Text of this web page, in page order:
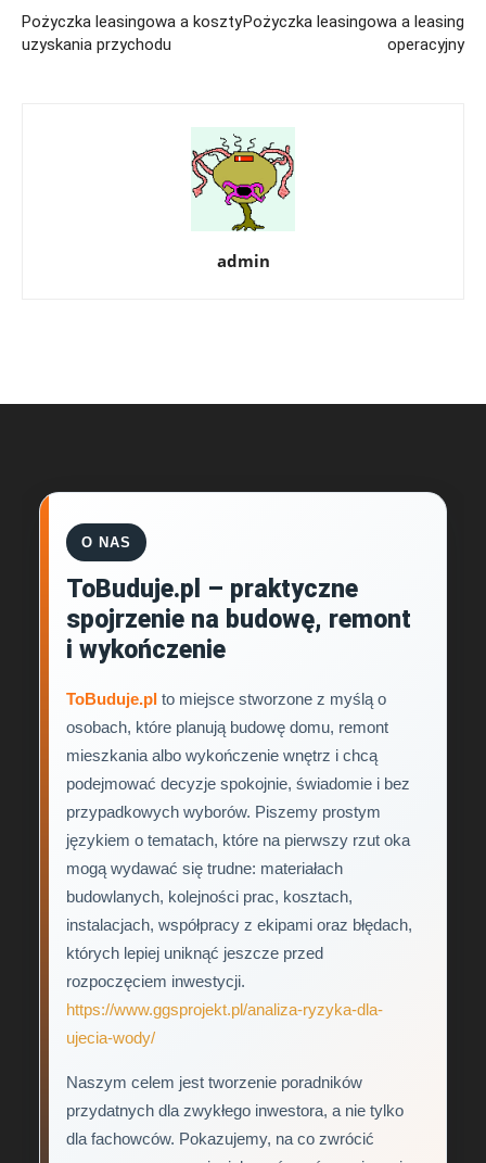
Pożyczka leasingowa a koszty
uzyskania przychodu
Pożyczka leasingowa a leasing
operacyjny
admin
O NAS
ToBuduje.pl – praktyczne
spojrzenie na budowę, remont
i wykończenie
ToBuduje.pl to miejsce stworzone z myślą o
osobach, które planują budowę domu, remont
mieszkania albo wykończenie wnętrz i chcą
podejmować decyzje spokojnie, świadomie i bez
przypadkowych wyborów. Piszemy prostym
językiem o tematach, które na pierwszy rzut oka
mogą wydawać się trudne: materiałach
budowlanych, kolejności prac, kosztach,
instalacjach, współpracy z ekipami oraz błędach,
których lepiej uniknąć jeszcze przed
rozpoczęciem inwestycji.
https://www.ggsprojekt.pl/analiza-ryzyka-dla-
ujecia-wody/
Naszym celem jest tworzenie poradników
przydatnych dla zwykłego inwestora, a nie tylko
dla fachowców. Pokazujemy, na co zwrócić